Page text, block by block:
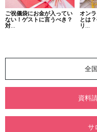
ご祝儀袋にお金が入ってい
ない！ゲストに言うべき？
対...
オン
とは
リ...
全
資料
サ